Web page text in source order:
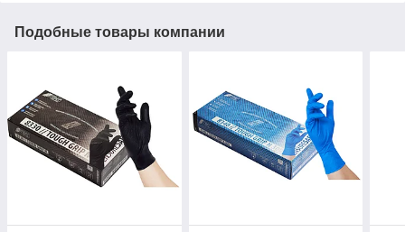
Подобные товары компании